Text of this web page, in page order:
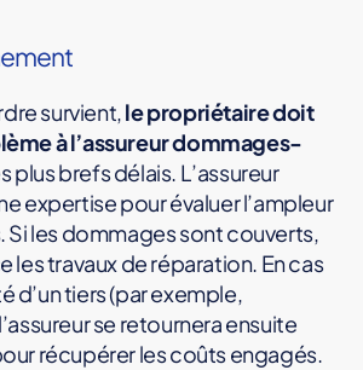
survient,le propriétaire doit
à l’assureur dommages-
plus brefs délais. L’assureur
expertise pour évaluer l’ampleur
les dommages sont couverts,
les travaux de réparation. En cas
d’un tiers (par exemple,
se retournera ensuite
récupérer les coûts engagés.